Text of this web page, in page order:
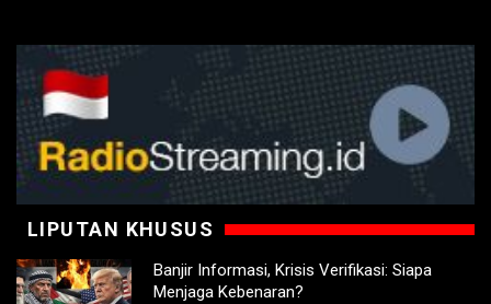
LIPUTAN KHUSUS
Banjir Informasi, Krisis Verifikasi: Siapa
Menjaga Kebenaran?